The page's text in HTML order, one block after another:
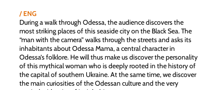
/ ENG
During a walk through Odessa, the audience discovers the
most striking places of this seaside city on the Black Sea. The
“man with the camera” walks through the streets and asks its
inhabitants about Odessa Mama, a central character in
Odessa’s folklore. He will thus make us discover the personality
of this mythical woman who is deeply rooted in the history of
the capital of southern Ukraine. At the same time, we discover
the main curiosities of the Odessan culture and the very